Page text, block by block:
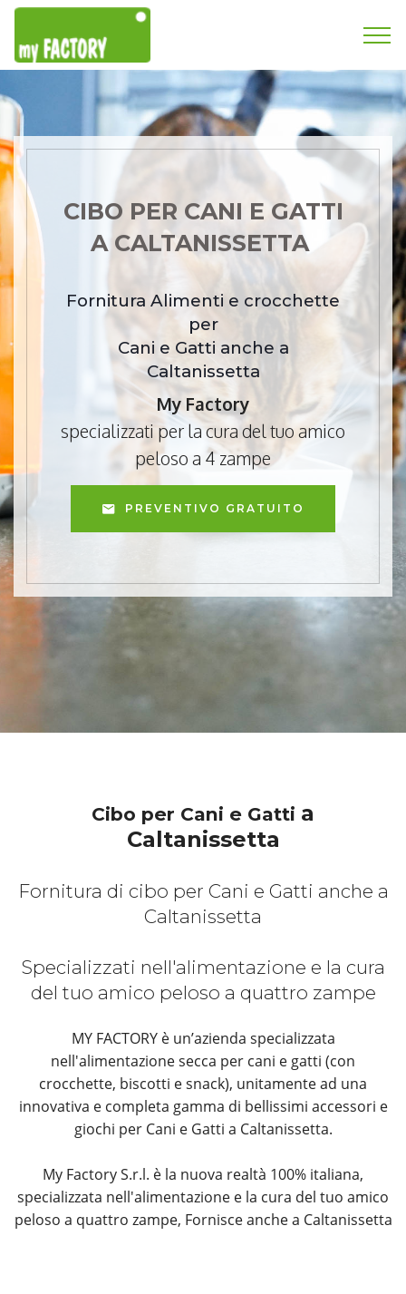
CIBO PER CANI E GATTI
A CALTANISSETTA
Fornitura Alimenti e crocchette
per
Cani e Gatti anche a
Caltanissetta
My Factory
specializzati per la cura del tuo amico
peloso a 4 zampe
PREVENTIVO GRATUITO
Cibo per Cani e Gatti a
Caltanissetta
Fornitura di cibo per Cani e Gatti anche a
Caltanissetta
Specializzati nell'alimentazione e la cura
del tuo amico peloso a quattro zampe
MY FACTORY è un’azienda specializzata
nell'alimentazione secca per cani e gatti (con
crocchette, biscotti e snack), unitamente ad una
innovativa e completa gamma di bellissimi accessori e
giochi per Cani e Gatti a Caltanissetta.
My Factory S.r.l. è la nuova realtà 100% italiana,
specializzata nell'alimentazione e la cura del tuo amico
peloso a quattro zampe, Fornisce anche a Caltanissetta